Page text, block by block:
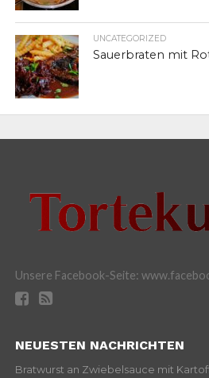
UNCATEGORIZED
Sauerbraten mit
Unsere Facebook-Seite:
NEUESTEN NACHRICHTEN
Bratwurst an Zwiebelsauce mit